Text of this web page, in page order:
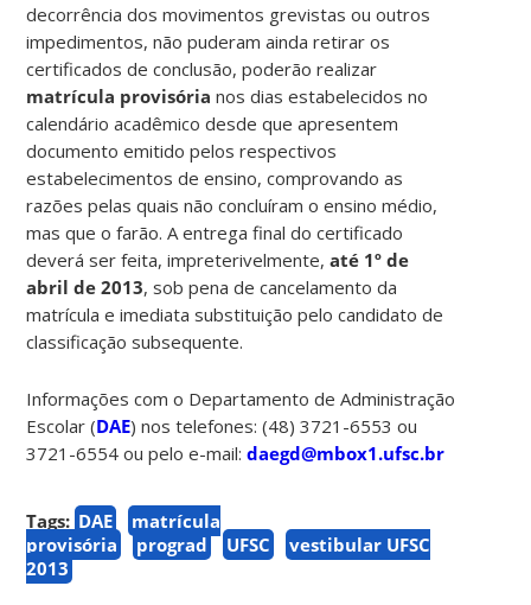
decorrência dos movimentos grevistas ou outros
impedimentos, não puderam ainda retirar os
certificados de conclusão, poderão realizar
matrícula provisória nos dias estabelecidos no
calendário acadêmico desde que apresentem
documento emitido pelos respectivos
estabelecimentos de ensino, comprovando as
razões pelas quais não concluíram o ensino médio,
mas que o farão. A entrega final do certificado
deverá ser feita, impreterivelmente,até 1º de
abril de 2013, sob pena de cancelamento da
matrícula e imediata substituição pelo candidato de
classificação subsequente.
Informações com o Departamento de Administração
Escolar (DAE) nos telefones: (48) 3721-6553 ou
3721-6554 ou pelo e-mail:daegd@mbox1.ufsc.br
Tags: DAE
matrícula
provisória
prograd UFSC
vestibular UFSC
2013